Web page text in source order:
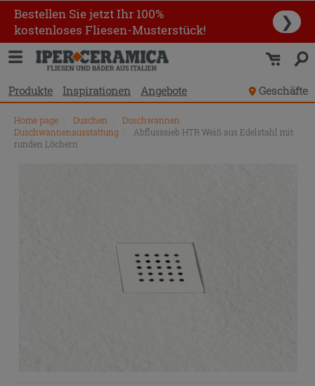
Bestellen Sie jetzt Ihr 100%
kostenloses Fliesen-Musterstück!
❯
Produkte Inspirationen Angebote Geschäfte
Home page Duschen Duschwannen
Duschwannenausstattung
Abflusssieb HTR Weiß aus Edelstahl mit
runden Löchern